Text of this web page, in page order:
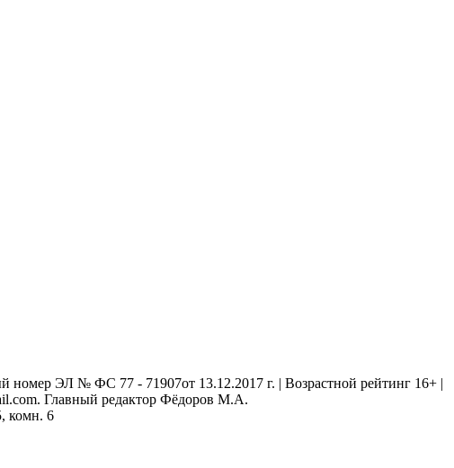
номер ЭЛ № ФС 77 - 71907от 13.12.2017 г. | Возрастной рейтинг 16+ |
Главный редактор Фёдоров М.А.
комн. 6